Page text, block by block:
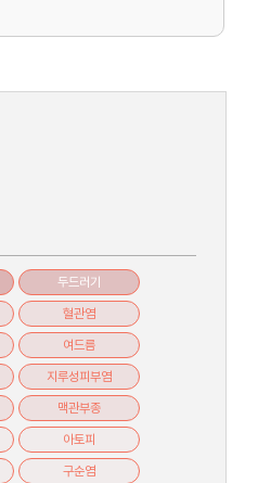
두드러기
혈관염
여드름
지루성피부염
맥관부종
아토피
구순염